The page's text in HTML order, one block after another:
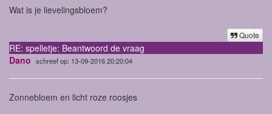
Wat is je lievelingsbloem?
Quote
RE: spelletje: Beantwoord de vraag
Dano schreef op: 13-09-2016 20:20:04
Zonnebloem en licht roze roosjes